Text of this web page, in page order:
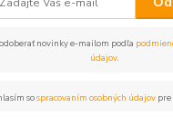
kanceláriu aj
novinky e-mailom podľa
údajov.
sospracovaním osobných údajov pre